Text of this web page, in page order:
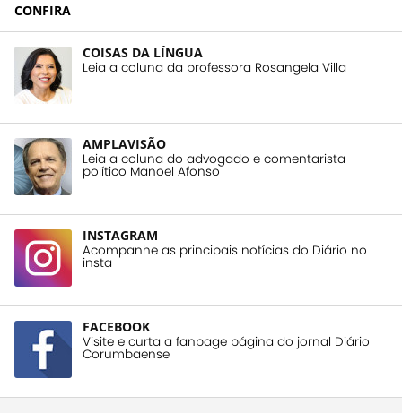
CONFIRA
COISAS DA LÍNGUA
Leia a coluna da professora Rosangela Villa
AMPLAVISÃO
Leia a coluna do advogado e comentarista
político Manoel Afonso
INSTAGRAM
Acompanhe as principais notícias do Diário no
insta
FACEBOOK
Visite e curta a fanpage página do jornal Diário
Corumbaense